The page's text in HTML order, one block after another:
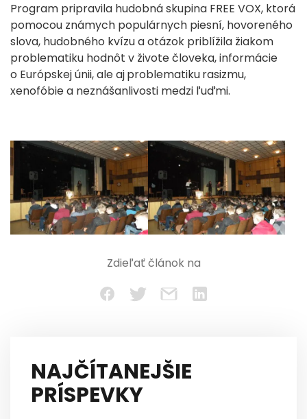
Program pripravila hudobná skupina FREE VOX, ktorá
pomocou známych populárnych piesní, hovoreného
slova, hudobného kvízu a otázok priblížila žiakom
problematiku hodnôt v živote človeka, informácie
o Európskej únii, ale ajproblematikurasizmu,
xenofóbie a neznášanlivosti medzi ľuďmi.
Zdieľať článok na
NAJČÍTANEJŠIE
PRÍSPEVKY